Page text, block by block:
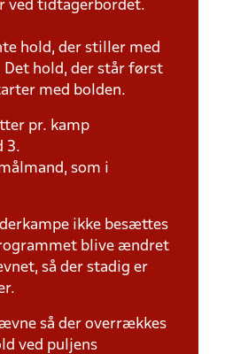
ved tidtagerbordet.
hold, der stiller med
Det hold, der står først
med bolden.
pr. kamp
3.
som i
ikke besættes
blive ændret
så der stadig er
så der overrækkes
ved puljens